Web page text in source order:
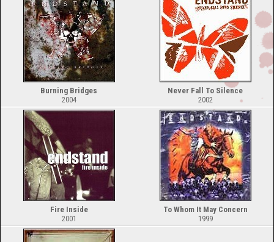
Burning Bridges
2004
Never Fall To Silence
2002
Fire Inside
2001
To Whom It May Concern
1999